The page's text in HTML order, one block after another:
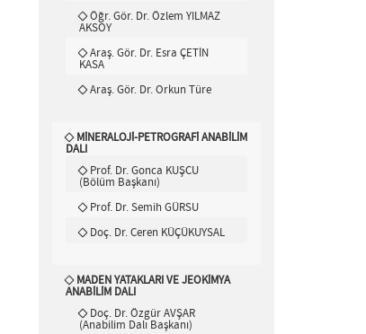
Öğr. Gör. Dr. Özlem YILMAZ
AKSOY
Araş. Gör. Dr. Esra ÇETİN
KASA
Araş. Gör. Dr. Orkun Türe
MİNERALOJİ-PETROGRAFİ ANABİLİM
DALI
Prof. Dr. Gonca KUŞCU
(Bölüm Başkanı)
Prof. Dr. Semih GÜRSU
Doç. Dr. Ceren KÜÇÜKUYSAL
MADEN YATAKLARI VE JEOKİMYA
ANABİLİM DALI
Doç. Dr. Özgür AVŞAR
(Anabilim Dalı Başkanı)